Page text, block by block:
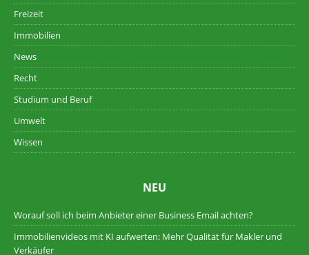
Freizeit
Immobilien
News
Recht
Studium und Beruf
Umwelt
Wissen
NEU
Worauf soll ich beim Anbieter einer Business Email achten?
Immobilienvideos mit KI aufwerten: Mehr Qualität für Makler und
Verkäufer